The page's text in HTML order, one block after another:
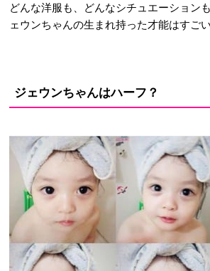
どんな洋服も、どんなシチュエーション
ェウンちゃんの生まれ持った才能はすご
ジェウンちゃんはハーフ？